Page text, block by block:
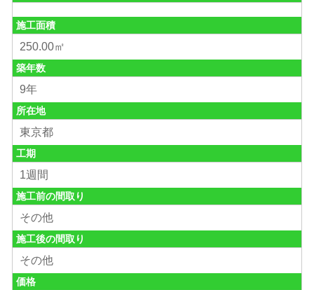
施工面積
250.00㎡
築年数
9年
所在地
東京都
工期
1週間
施工前の間取り
その他
施工後の間取り
その他
価格